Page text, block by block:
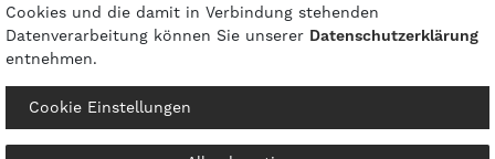
© 2026 gasprofi / Alle Preise sind inkl. geseztl. Mehrwertsteuer und zzgl.
Cookies und die damit in Verbindung stehenden
Datenverarbeitung können Sie unserer Daten­schutz­erklärung
entnehmen.
Cookie Einstellungen